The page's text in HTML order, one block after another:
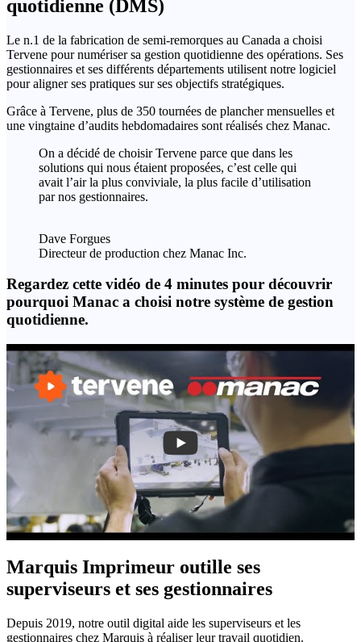
quotidienne (DMS)
Le n.1 de la fabrication de semi-remorques au Canada a choisi
Tervene pour numériser sa gestion quotidienne des opérations. Ses
gestionnaires et ses différents départements utilisent notre logiciel
pour aligner ses pratiques sur ses objectifs stratégiques.
Grâce à Tervene, plus de 350 tournées de plancher mensuelles et
une vingtaine d’audits hebdomadaires sont réalisés chez Manac.
On a décidé de choisir Tervene parce que dans les
solutions qui nous étaient proposées, c’est celle qui
avait l’air la plus conviviale, la plus facile d’utilisation
par nos gestionnaires.
Dave Forgues
Directeur de production chez Manac Inc.
Regardez cette vidéo de 4 minutes pour découvrir
pourquoi Manac a choisi notre système de gestion
quotidienne.
Marquis Imprimeur outille ses
superviseurs et ses gestionnaires
Depuis 2019, notre outil digital aide les superviseurs et les
gestionnaires chez Marquis à réaliser leur travail quotidien.